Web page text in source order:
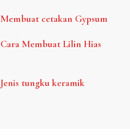
Membuat cetakan Gypsum
Cara Membuat Lilin Hias
Jenis tungku keramik